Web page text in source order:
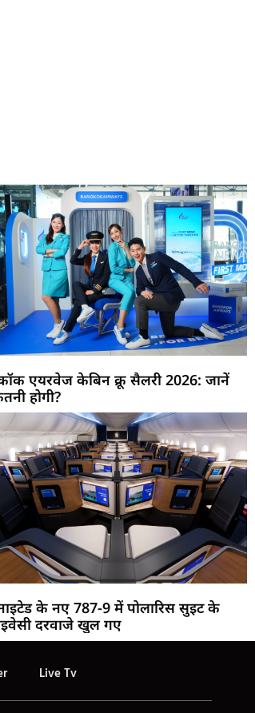
एयरवेज केबिन क्रू सैलरी 2026: जानें
होगी?
के नए 787-9 में पोलारिस सुइट के
दरवाजे खुल गए
Live Tv